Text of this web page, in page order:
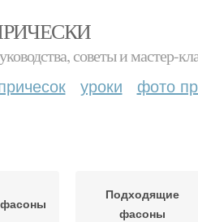
советы и мастер-
уроки фото
Подходящие
фасоны